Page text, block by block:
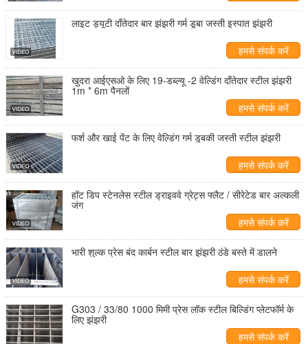
लाइट ड्यूटी दाँतेदार बार झंझरी गर्म डूबा जस्ती इस्पात झंझरी
हमसे संपर्क करें
खुदरा आईएसओ के लिए 19-डब्ल्यू -2 वेल्डिंग दाँतेदार स्टील झंझरी
1m * 6m पैनलों
हमसे संपर्क करें
फर्श और खाई पेंट के लिए वेल्डिंग गर्म डुबकी जस्ती स्टील झंझरी
हमसे संपर्क करें
हॉट डिप स्टेनलेस स्टील ड्राइववे ग्रेट्स फ्लैट / सीरेटेड बार अल्कली
जंग
हमसे संपर्क करें
भारी शुल्क प्रेस बंद कार्बन स्टील बार झंझरी ठंडे बस्ते में डालने
हमसे संपर्क करें
G303 / 33/80 1000 मिमी प्रेस लॉक स्टील बिल्डिंग प्लेटफॉर्म के
लिए झंझरी
हमसे संपर्क करें